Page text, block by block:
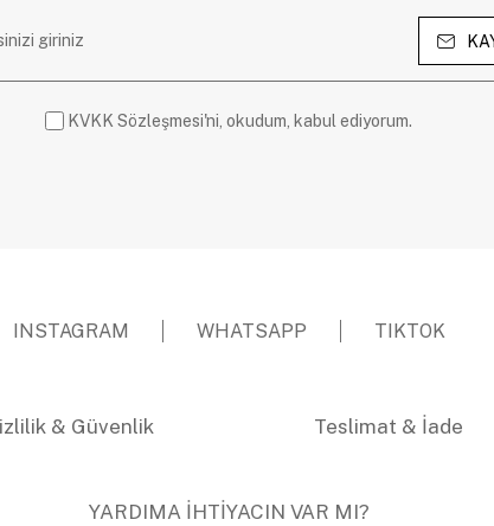
KVKK Sözleşmesi'ni, okudum, kabul ediyorum.
INSTAGRAM WHATSAPP TIKTOK
& Güvenlik Teslimat & İade
YARDIMA İHTİYACIN VAR MI?